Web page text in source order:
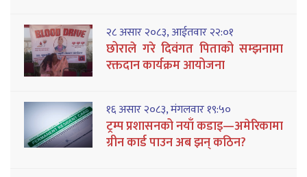
२८ असार २०८३, आईतवार २२:०१
छोराले गरे दिवंगत पिताको सम्झनामा
रक्तदान कार्यक्रम आयोजना
१६ असार २०८३, मंगलवार १९:५०
ट्रम्प प्रशासनको नयाँ कडाइ—अमेरिकामा
ग्रीन कार्ड पाउन अब झन् कठिन?